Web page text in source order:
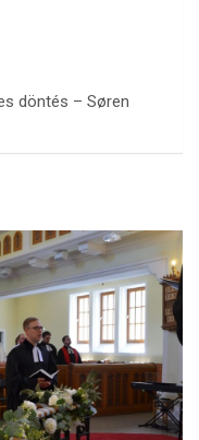
döntés – Søren